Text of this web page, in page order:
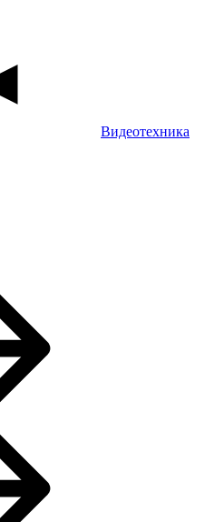
Видеотехника